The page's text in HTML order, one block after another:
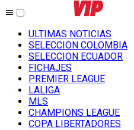
ULTIMAS NOTICIAS
SELECCION COLOMBIA
SELECCION ECUADOR
FICHAJES
PREMIER LEAGUE
LALIGA
MLS
CHAMPIONS LEAGUE
COPA LIBERTADORES